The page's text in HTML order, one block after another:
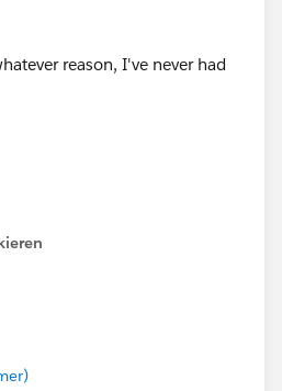
reason, I've never had